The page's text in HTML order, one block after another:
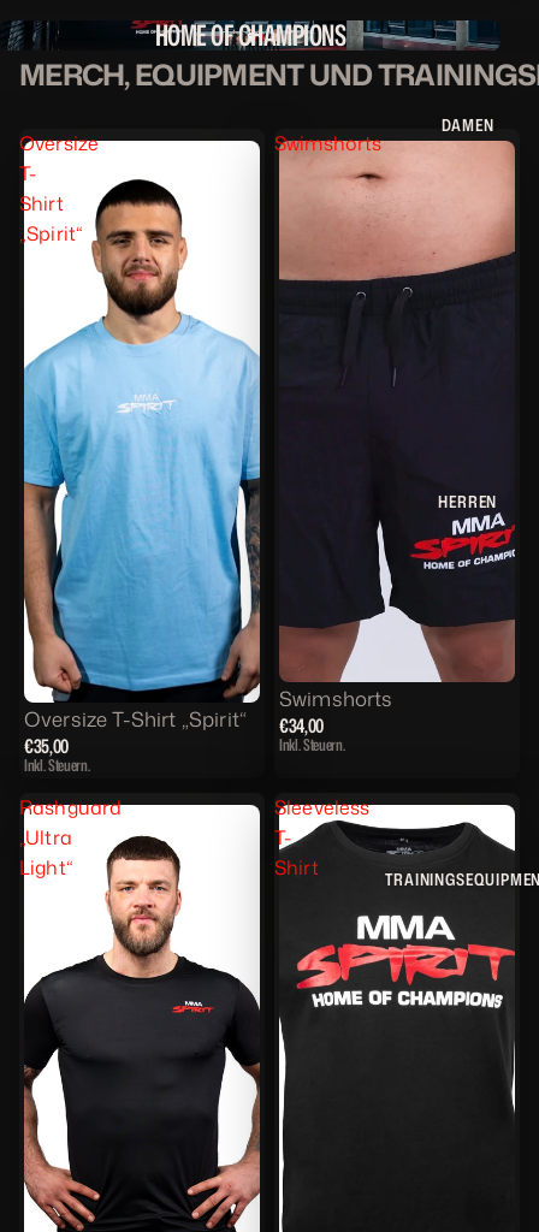
DAMEN
HERREN
HOME OF CHAMPIONS
MERCH, EQUIPMENT UND
Oversize
T-
Shirt
„Spirit“
Oversize T-Shirt „Spirit“
€35,00
Inkl. Steuern.
Swimshorts
Swimshorts
€34,00
Inkl. Steuern.
Rashguard
„Ultra
Light“
Sleeveless
T-
Shirt